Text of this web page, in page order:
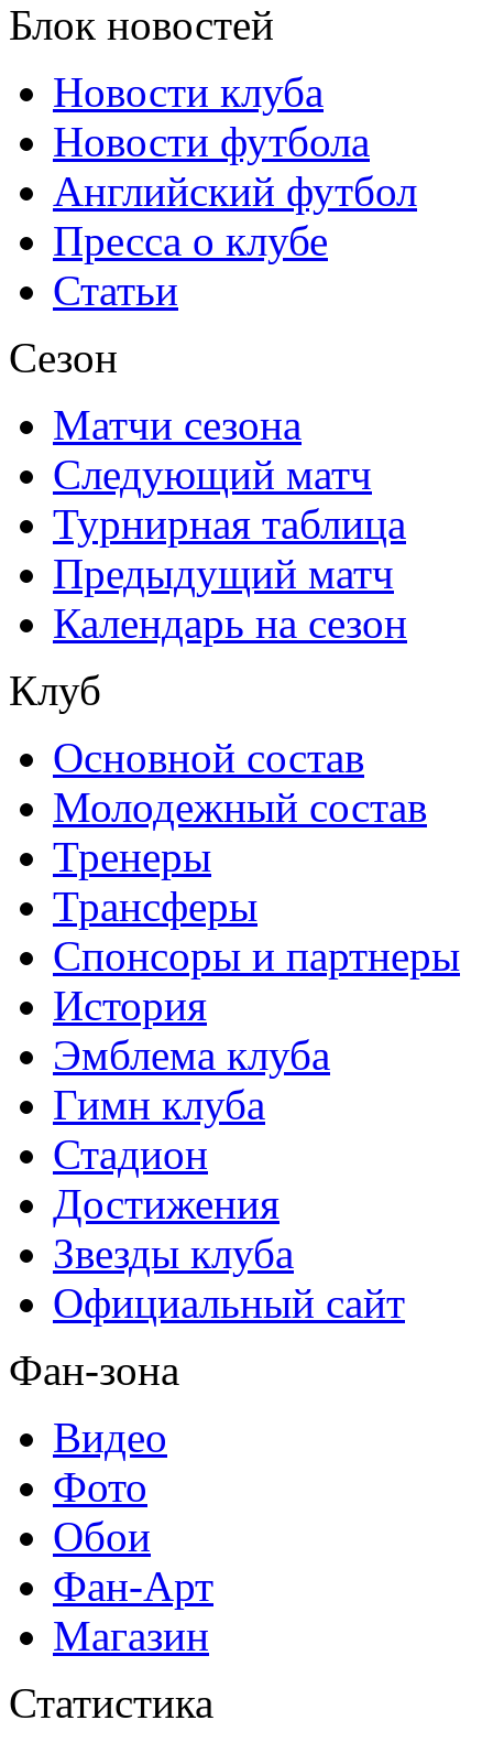
Блок новостей
Новости клуба
Новости футбола
Английский футбол
Пресса о клубе
Статьи
Сезон
Матчи сезона
Следующий матч
Турнирная таблица
Предыдущий матч
Календарь на сезон
Клуб
Основной состав
Молодежный состав
Тренеры
Трансферы
Спонсоры и партнеры
История
Эмблема клуба
Гимн клуба
Стадион
Достижения
Звезды клуба
Официальный сайт
Фан-зона
Видео
Фото
Обои
Фан-Арт
Магазин
Статистика